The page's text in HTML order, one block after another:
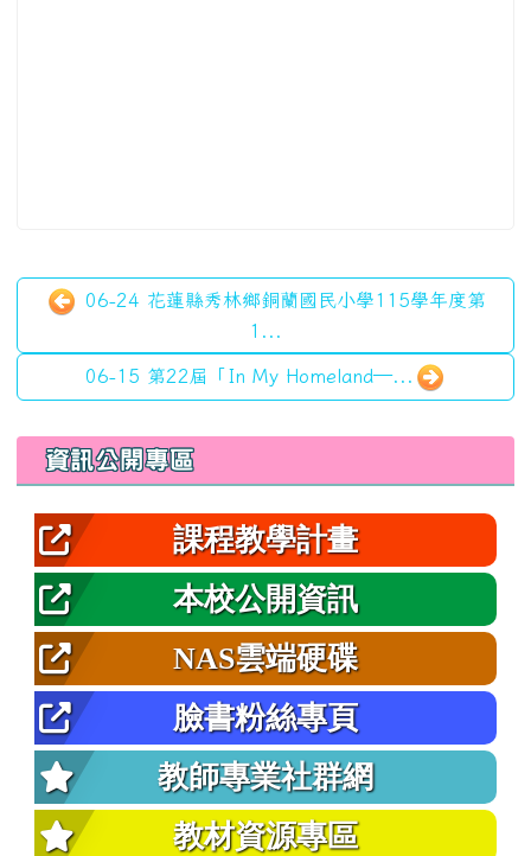
06-24 花蓮縣秀林鄉銅蘭國民小學115學年度第
1...
06-15 第22屆「In My Homeland—...
左邊區域內容
資訊公開專區
課程教學計畫
本校公開資訊
NAS雲端硬碟
臉書粉絲專頁
教師專業社群網
教材資源專區